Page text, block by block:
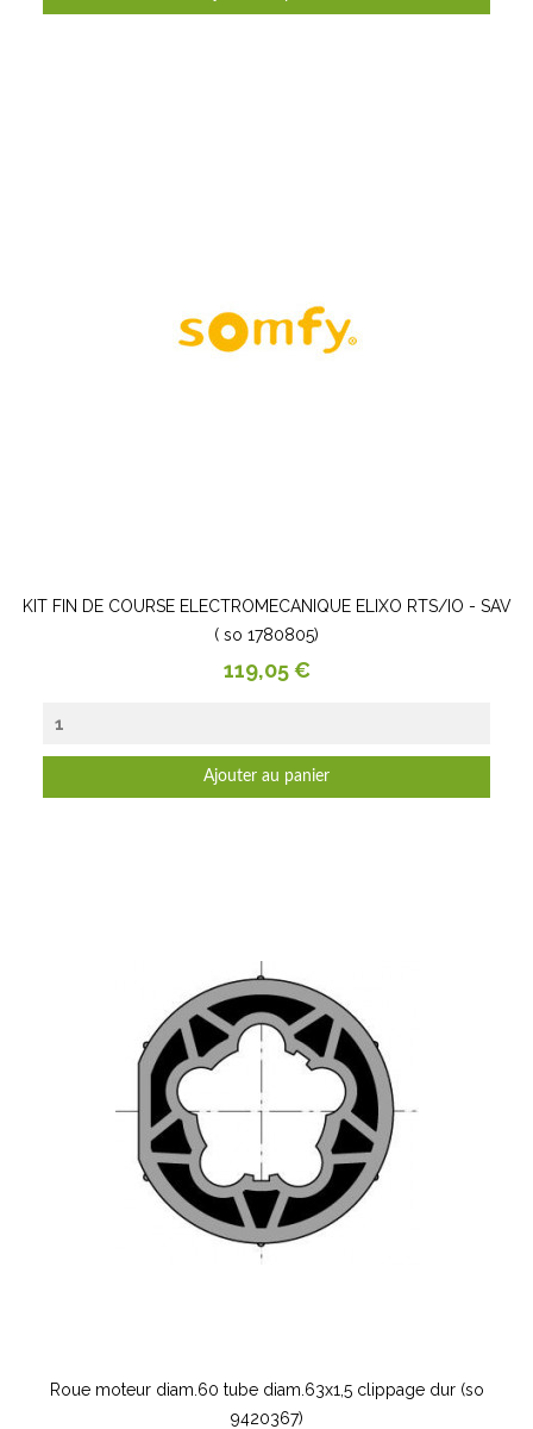
KIT FIN DE COURSE ELECTROMECANIQUE ELIXO RTS/IO - SAV
( so 1780805)
Prix
119,05 €
Ajouter au panier
Roue moteur diam.60 tube diam.63x1,5 clippage dur (so
9420367)